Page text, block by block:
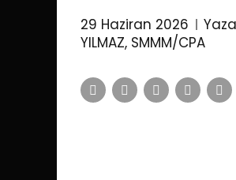
29 Haziran 2026
YILMAZ, SMMM/CPA